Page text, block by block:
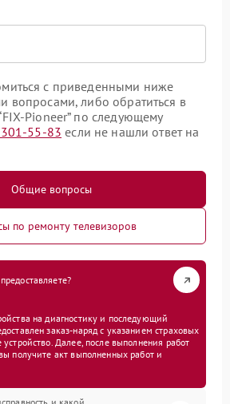
с приведенными ниже
вопросами, либо обратиться в
Pioneer” по следующему
55-83 если не нашли ответ на
Общие вопросы
по ремонту телевизоров
на диагностику и последующий
заказ-наряд с указанием страховых
устройство. Далее, после выполнения работ
получите акт выполненных работ и